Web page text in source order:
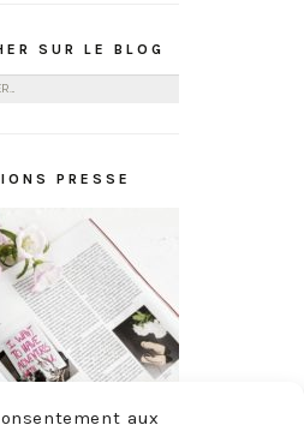
aux
SUR LE BLOG
PRESSE